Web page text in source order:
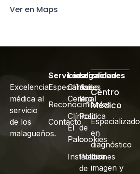
Ver en Maps
Excelencia
médica al
servicio
de los
malagueños.
Servicios
Especialidades
Reconocimientos
Contacto
Localizaciones
Clínica
Centro
Clínica
El
Palo
Instalaciones
Legalidad
Aviso
legal
Política
de
cookies
Política
de
Centro
Médico
Especializado
en
diagnóstico
por
imagen y